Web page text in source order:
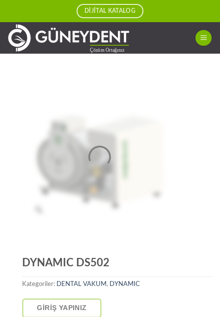
content
DİJİTAL KATALOG
DYNAMIC DS502
Kategoriler: DENTAL VAKUM , DYNAMIC
GIRIŞ YAPINIZ